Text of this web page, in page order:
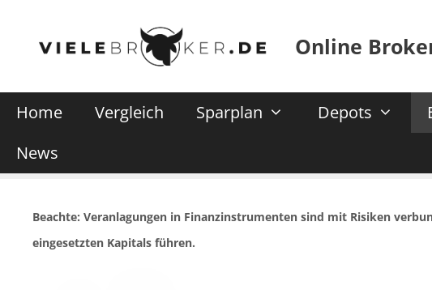
Online
Home Vergleich Sparplan Depots
News
Beachte: Veranlagungen in Finanzinstrumenten sind mit Risiken
eingesetzten Kapitals führen.